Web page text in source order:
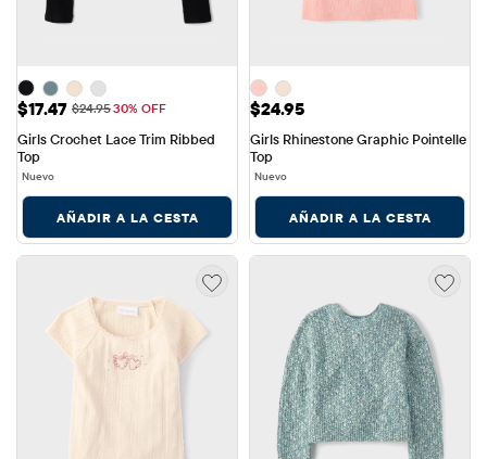
Precio de venta: $17.47
$17.47 Precio original: $24.95
$24.95
Girls Crochet Lace Trim Ribbed
Top
Nuevo
AÑADIR A LA CESTA
Precio: $24.95
$24.95
Girls Rhinestone Graphic Pointelle
Top
Nuevo
AÑADIR A LA CESTA